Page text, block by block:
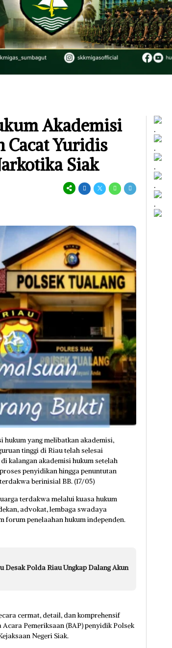
Akademisi
Cacat Yuridis
Siak
hukum yang melibatkan akademisi,
tinggi di Riau telah selesai
kalangan akademisi hukum setelah
penyidikan hingga penuntutan
berinisial BB. (17/05)
terdakwa melalui kuasa hukum
advokat, lembaga swadaya
forum penelaahan hukum independen.
Desak Polda Riau Ungkap Dalang Akun
cermat, detail, dan komprehensif
Pemeriksaan (BAP) penyidik Polsek
Negeri Siak.
.
.
.
.
.